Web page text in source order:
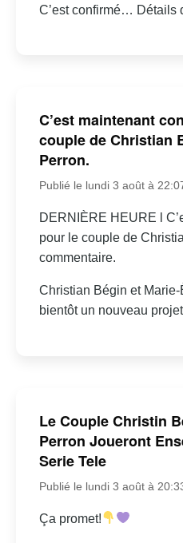
C’est confirmé… Détails
C’est maintenant
couple de Christian
Perron.
Publié le lundi 3 août à
DERNIÈRE HEURE l
pour le couple de
commentaire.
Christian Bégin et
bientôt un nouveau
Le Couple Christin
Perron Joueront
Serie Tele
Publié le lundi 3 août à
Ça promet!